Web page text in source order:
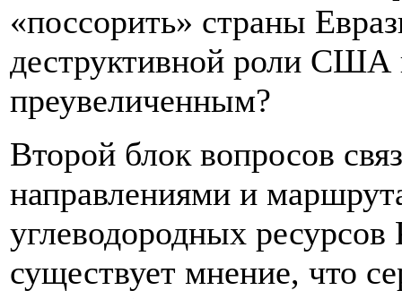
«поссорить» страны
деструктивной роли США
преувеличенным?
Второй блок вопросов
направлениями и
углеводородных
существует мнение, что